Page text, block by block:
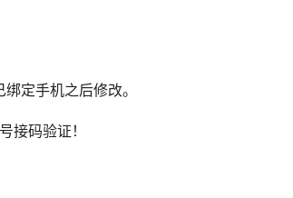
定手机之后修改。
接码验证！